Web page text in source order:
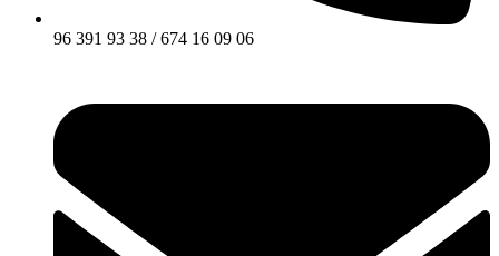
96 391 93 38 / 674 16 09 06